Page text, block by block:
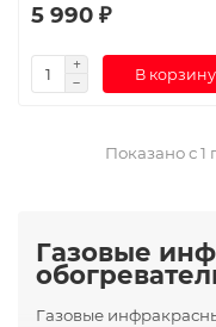
5 990 ₽
В корзину
Показано с 1
Газовые
Газовые